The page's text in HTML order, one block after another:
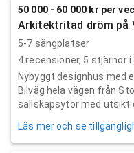
50 000 - 60 000 kr per
Arkitektritad dröm på
5-7 sängplatser
4recensioner, 5 stjärnor
Nybyggt designhus med
Bilväg hela vägen från
sällskapsytor med utsikt
Läs mer och se